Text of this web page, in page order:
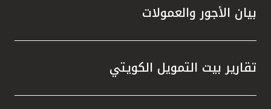
بيان الأجور والعمولات
تقارير بيت التمويل الكويتي